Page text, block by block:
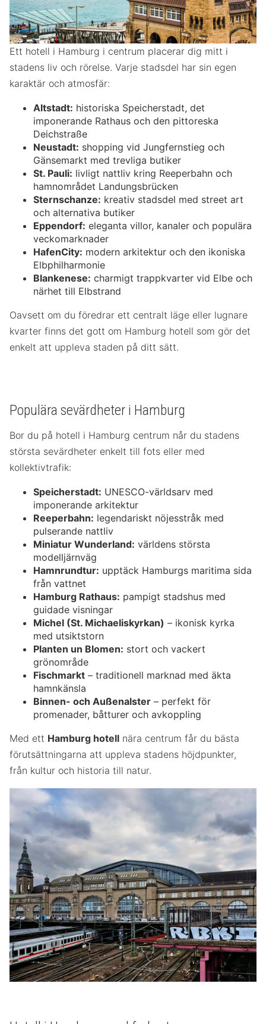
Ett hotell i Hamburg i centrum placerar dig mitt i
stadens liv och rörelse. Varje stadsdel har sin egen
karaktär och atmosfär:
Altstadt: historiska Speicherstadt, det
imponerande Rathaus och den pittoreska
Deichstraße
Neustadt: shopping vid Jungfernstieg och
Gänsemarkt med trevliga butiker
St. Pauli: livligt nattliv kring Reeperbahn och
hamnområdet Landungsbrücken
Sternschanze: kreativ stadsdel med street art
och alternativa butiker
Eppendorf: eleganta villor, kanaler och populära
veckomarknader
HafenCity: modern arkitektur och den ikoniska
Elbphilharmonie
Blankenese: charmigt trappkvarter vid Elbe och
närhet till Elbstrand
Oavsett om du föredrar ett centralt läge eller lugnare
kvarter finns det gott om Hamburg hotell som gör det
enkelt att uppleva staden på ditt sätt.
Populära sevärdheter i Hamburg
Bor du på hotell i Hamburg centrum når du stadens
största sevärdheter enkelt till fots eller med
kollektivtrafik:
Speicherstadt: UNESCO-världsarv med
imponerande arkitektur
Reeperbahn: legendariskt nöjesstråk med
pulserande nattliv
Miniatur Wunderland: världens största
modelljärnväg
Hamn­rundtur: upptäck Hamburgs maritima sida
från vattnet
Hamburg Rathaus: pampigt stadshus med
guidade visningar
Michel (St. Michaeliskyrkan) – ikonisk kyrka
med utsiktstorn
Planten un Blomen: stort och vackert
grönområde
Fischmarkt – traditionell marknad med äkta
hamnkänsla
Binnen- och Außenalster – perfekt för
promenader, båtturer och avkoppling
Med ett Hamburg hotell nära centrum får du bästa
förutsättningarna att uppleva stadens höjdpunkter,
från kultur och historia till natur.